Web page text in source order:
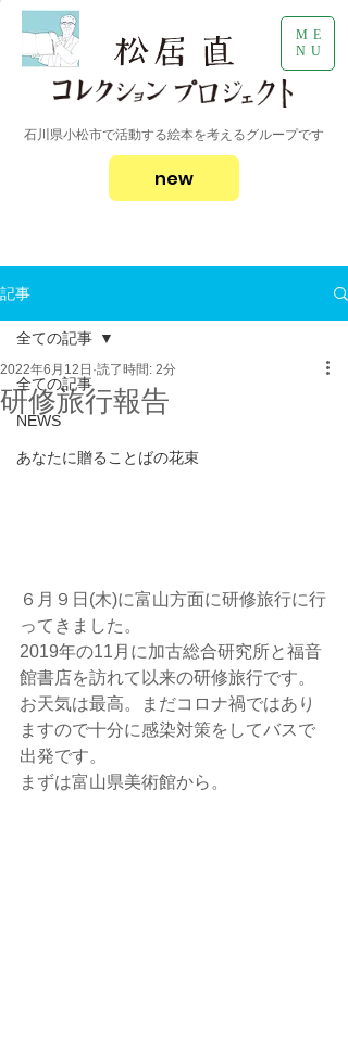
石川県小松市で活動する絵本を考えるグループです
ME
NU
new
記事
全ての記事
NEWS
あなたに贈ることばの花束
全ての記事
研修旅行報告
2022年6月12日 読了時間: 2分
６月９日(木)に富山方面に研修旅行に行
ってきました。
2019年の11月に加古総合研究所と福音
館書店を訪れて以来の研修旅行です。
お天気は最高。まだコロナ禍ではあり
ますので十分に感染対策をしてバスで
出発です。
まずは富山県美術館から。